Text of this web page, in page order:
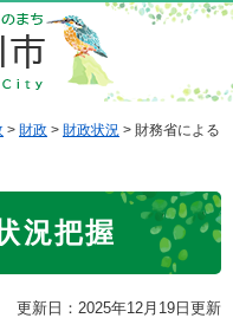
> 財政 > 財政状況 > 財務省による
況把握
更新日：2025年12月19日更新